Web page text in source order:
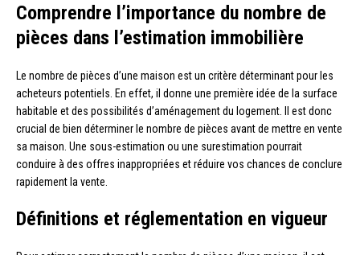
Comprendre l’importance du nombre de
pièces dans l’estimation immobilière
Le nombre de pièces d’une maison est un critère déterminant pour les
acheteurs potentiels. En effet, il donne une première idée de la surface
habitable et des possibilités d’aménagement du logement. Il est donc
crucial de bien déterminer le nombre de pièces avant de mettre en vente
sa maison. Une sous-estimation ou une surestimation pourrait
conduire à des offres inappropriées et réduire vos chances de conclure
rapidement la vente.
Définitions et réglementation en vigueur